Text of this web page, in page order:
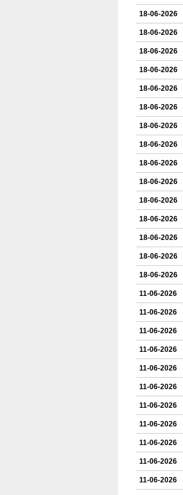
18-06-2026
18-06-2026
18-06-2026
18-06-2026
18-06-2026
18-06-2026
18-06-2026
18-06-2026
18-06-2026
18-06-2026
18-06-2026
18-06-2026
18-06-2026
18-06-2026
18-06-2026
11-06-2026
11-06-2026
11-06-2026
11-06-2026
11-06-2026
11-06-2026
11-06-2026
11-06-2026
11-06-2026
11-06-2026
11-06-2026